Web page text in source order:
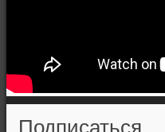
Подписаться